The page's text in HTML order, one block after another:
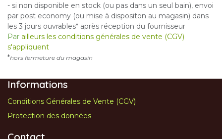
- si non disponible en stock (ou pas dans un seul bain), envoi
par post economy (ou mise à dispositon au magasin) dans
les 3 jours ouvrables* après réception du fournisseur
Par ailleurs les conditions générales de vente (CGV)
s'appliquent
*hors fermeture du magasin
Informations
Conditions Générales de Vente (CGV)
Protection des données